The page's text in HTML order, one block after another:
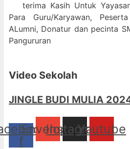
terima Kasih Untuk
Para Guru/Karyawan,
ALumni, Donatur dan pecinta
Pangururan
Video Sekolah
JINGLE BUDI MULIA
f
Envelope
Instagram
Youtube